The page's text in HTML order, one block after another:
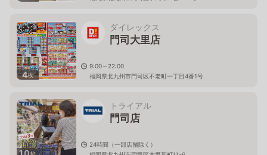
4枚
ダイレックス
門司大里店
9:00～22:00
福岡県北九州市門司区不老町一丁目4番1号
10枚
トライアル
門司店
24時間（一部店舗除く）